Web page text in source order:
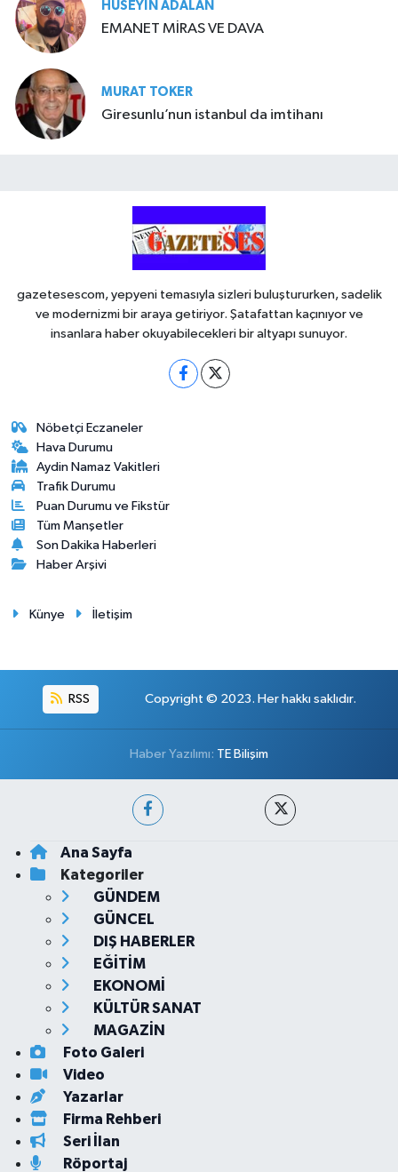
HÜSEYIN ADALAN
EMANET MİRAS VE DAVA
MURAT TOKER
Giresunlu’nun istanbul da imtihanı
gazetesescom, yepyeni temasıyla sizleri buluştururken, sadelik
ve modernizmi bir araya getiriyor. Şatafattan kaçınıyor ve
insanlara haber okuyabilecekleri bir altyapı sunuyor.
Nöbetçi Eczaneler
Hava Durumu
Aydin Namaz Vakitleri
Trafik Durumu
Puan Durumu ve Fikstür
Tüm Manşetler
Son Dakika Haberleri
Haber Arşivi
Künye İletişim
RSS Copyright © 2023. Her hakkı saklıdır.
Haber Yazılımı: TE Bilişim
Ana Sayfa
Kategoriler
GÜNDEM
GÜNCEL
DIŞ HABERLER
EĞİTİM
EKONOMİ
KÜLTÜR SANAT
MAGAZİN
Foto Galeri
Video
Yazarlar
Firma Rehberi
Seri İlan
Röportaj